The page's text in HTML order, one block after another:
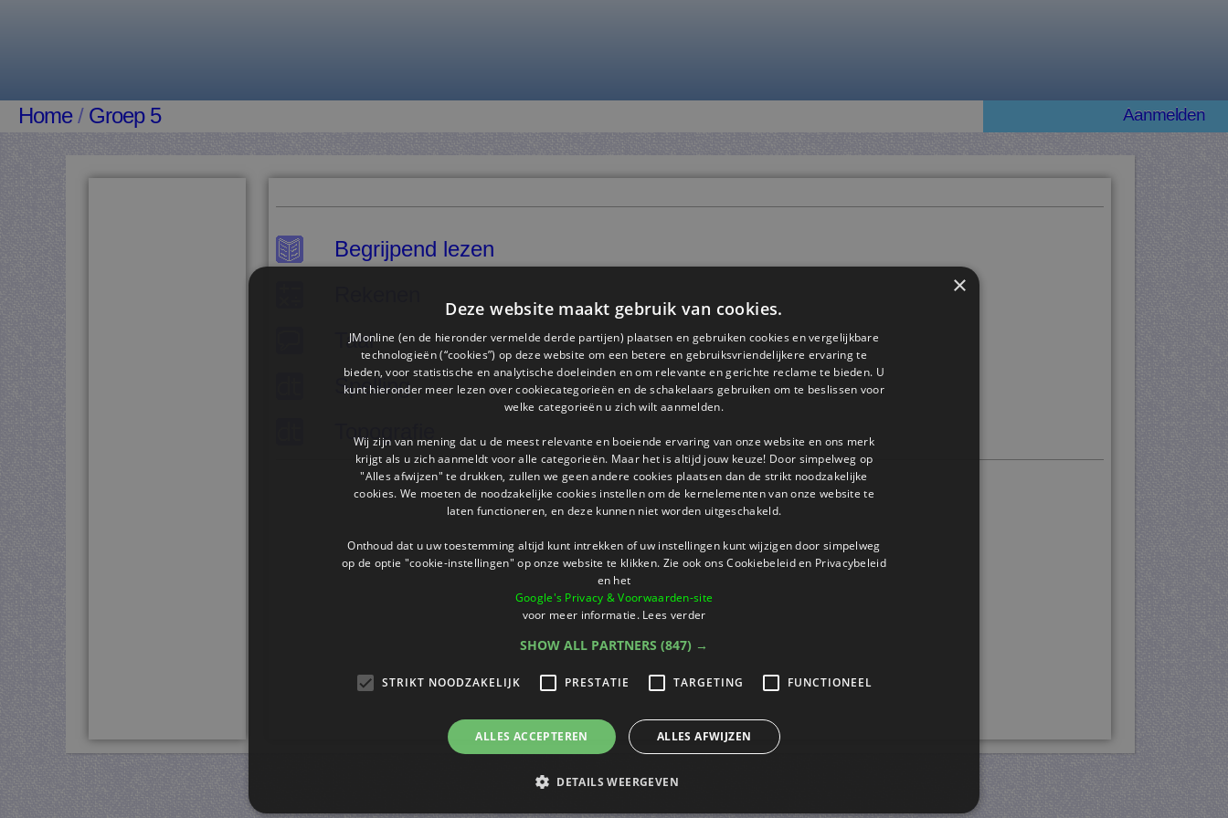
Home/ Groep 5 Aanmelden
Begrijpend lezen
Taal
Spelling
Topografie
×
Deze website maakt gebruik van cookies.
JMonline (en de hieronder vermelde derde partijen) plaatsen en gebruiken cookies en vergelijkbare
technologieën (“cookies”) op deze website om een ​​betere en gebruiksvriendelijkere ervaring te
bieden, voor statistische en analytische doeleinden en om relevante en gerichte reclame te bieden. U
kunt hieronder meer lezen over cookiecategorieën en de schakelaars gebruiken om te beslissen voor
welke categorieën u zich wilt aanmelden.
Wij zijn van mening dat u de meest relevante en boeiende ervaring van onze website en ons merk
krijgt als u zich aanmeldt voor alle categorieën. Maar het is altijd jouw keuze! Door simpelweg op
"Alles afwijzen" te drukken, zullen we geen andere cookies plaatsen dan de strikt noodzakelijke
cookies. We moeten de noodzakelijke cookies instellen om de kernelementen van onze website te
laten functioneren, en deze kunnen niet worden uitgeschakeld.
Onthoud dat u uw toestemming altijd kunt intrekken of uw instellingen kunt wijzigen door simpelweg
op de optie "cookie-instellingen" op onze website te klikken. Zie ook ons ​​Cookiebeleid en Privacybeleid
en het
Google's Privacy & Voorwaarden-site
voor meer informatie. Lees verder
SHOW ALL PARTNERS (847) →
STRIKT NOODZAKELIJK PRESTATIE TARGETING FUNCTIONEEL
ALLES ACCEPTEREN ALLES AFWIJZEN
DETAILS WEERGEVEN